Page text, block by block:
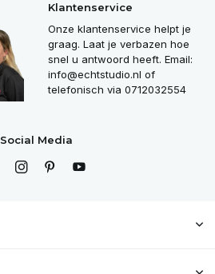
Klantenservice
Onze klantenservice helpt je
graag. Laat je verbazen hoe
snel u antwoord heeft. Email:
info@echtstudio.nl of
telefonisch via 0712032554
Social Media